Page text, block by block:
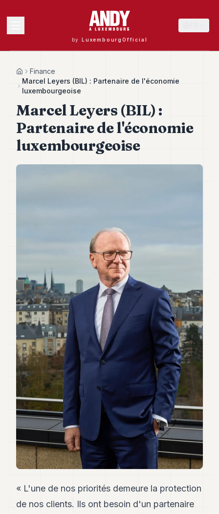
by LuxembourgOfficial
Andy
40
Andy
39
Andy
Andy
Andy
31
Andy
30
Andy
Andy
27
Andy
26
Andy
23
Andy
22
Andy
21
Andy
19
18
Andy
16
HomeFinance
Marcel Leyers (BIL) : Partenaire de l'économie
luxembourgeoise
Marcel Leyers (BIL) :
Partenaire de l'économie
luxembourgeoise
« L'une de nos priorités demeure la protection
de nos clients. Ils ont besoin d'un partenaire